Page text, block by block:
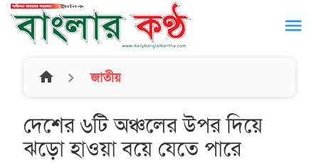
menu
home জাতীয়
দেশের ৬টি অঞ্চলের উপর দিয়ে
ঝড়ো হাওয়া বয়ে যেতে পারে